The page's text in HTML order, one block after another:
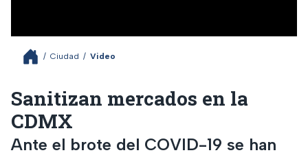
/ Ciudad / Video
Sanitizan mercados en la
CDMX
Ante el brote del COVID-19 se han